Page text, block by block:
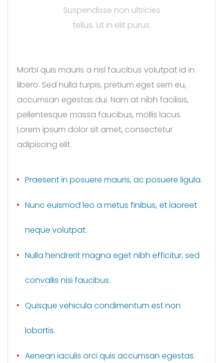
Suspendisse non ultricies
tellus. Ut in elit purus.
Morbi quis mauris a nisl faucibus volutpat id in
libero. Sed nulla turpis, pretium eget sem eu,
accumsan egestas dui. Nam at nibh facilisis,
pellentesque massa faucibus, mollis lacus.
Lorem ipsum dolor sit amet, consectetur
adipiscing elit.
Praesent in posuere mauris, ac posuere ligula.
Nunc euismod leo a metus finibus, et laoreet
neque volutpat.
Nulla hendrerit magna eget nibh efficitur, sed
convallis nisi faucibus.
Quisque vehicula condimentum est non
lobortis.
Aenean iaculis orci quis accumsan egestas.